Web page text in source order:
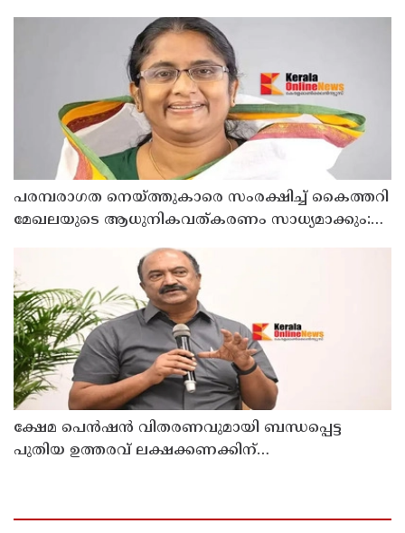
പരമ്പരാഗത നെയ്ത്തുകാരെ സംരക്ഷിച്ച് കൈത്തറി
മേഖലയുടെ ആധുനികവത്കരണം സാധ്യമാക്കും:
ക്ഷേമ പെൻഷൻ വിതരണവുമായി ബന്ധപ്പെട്ട
പുതിയ ഉത്തരവ് ലക്ഷക്കണക്കിന്